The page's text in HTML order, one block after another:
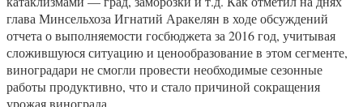
глава Минсельхоза Игнатий Аракелян в ходе обсуждений
отчета о выполняемости госбюджета за 2016 год, учитывая
сложившуюся ситуацию и ценообразование в этом сегменте,
виноградари не смогли провести необходимые сезонные
работы продуктивно, что и стало причиной сокращения
урожая винограда.